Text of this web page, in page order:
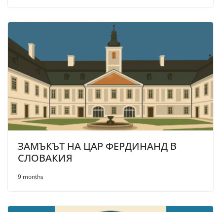
ЗАМЪКЪТ НА ЦАР ФЕРДИНАНД В
СЛОВАКИЯ
9 months